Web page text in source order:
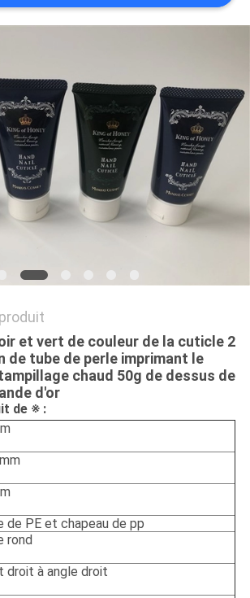
et vert de couleur de la cuticle 2
de tube de perle imprimant le
chaud 50g de dessus de
d'or
de ※ :
de PE et chapeau de pp
rond
droit à angle droit